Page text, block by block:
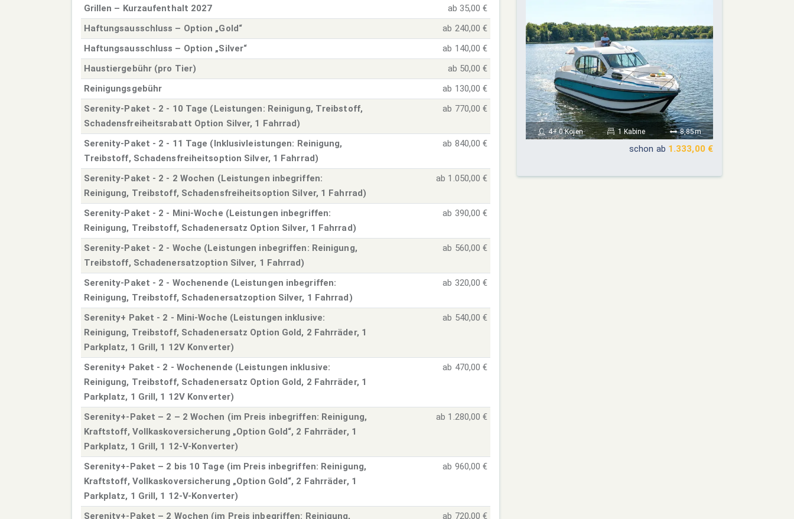
Grillen – Kurzaufenthalt 2027
ab 35,00 €
Haftungsausschluss – Option „Gold“
ab 240,00 €
Haftungsausschluss – Option „Silver“
ab 140,00 €
Haustiergebühr (pro Tier)
ab 50,00 €
Reinigungsgebühr
ab 130,00 €
Serenity-Paket - 2 - 10 Tage (Leistungen: Reinigung, Treibstoff,
Schadensfreiheitsrabatt Option Silver, 1 Fahrrad)
ab 770,00 €
Serenity-Paket - 2 - 11 Tage (Inklusivleistungen: Reinigung,
Treibstoff, Schadensfreiheitsoption Silver, 1 Fahrrad)
ab 840,00 €
Serenity-Paket - 2 - 2 Wochen (Leistungen inbegriffen:
Reinigung, Treibstoff, Schadensfreiheitsoption Silver, 1 Fahrrad)
ab 1.050,00 €
Serenity-Paket - 2 - Mini-Woche (Leistungen inbegriffen:
Reinigung, Treibstoff, Schadenersatz Option Silver, 1 Fahrrad)
ab 390,00 €
Serenity-Paket - 2 - Woche (Leistungen inbegriffen: Reinigung,
Treibstoff, Schadenersatzoption Silver, 1 Fahrrad)
ab 560,00 €
Serenity-Paket - 2 - Wochenende (Leistungen inbegriffen:
Reinigung, Treibstoff, Schadenersatzoption Silver, 1 Fahrrad)
ab 320,00 €
Serenity+ Paket - 2 - Mini-Woche (Leistungen inklusive:
Reinigung, Treibstoff, Schadenersatz Option Gold, 2 Fahrräder, 1
Parkplatz, 1 Grill, 1 12V Konverter)
ab 540,00 €
Serenity+ Paket - 2 - Wochenende (Leistungen inklusive:
Reinigung, Treibstoff, Schadenersatz Option Gold, 2 Fahrräder, 1
Parkplatz, 1 Grill, 1 12V Konverter)
ab 470,00 €
Serenity+-Paket – 2 – 2 Wochen (im Preis inbegriffen: Reinigung,
Kraftstoff, Vollkaskoversicherung „Option Gold“, 2 Fahrräder, 1
Parkplatz, 1 Grill, 1 12-V-Konverter)
ab 1.280,00 €
Serenity+-Paket – 2 bis 10 Tage (im Preis inbegriffen: Reinigung,
Kraftstoff, Vollkaskoversicherung „Option Gold“, 2 Fahrräder, 1
Parkplatz, 1 Grill, 1 12-V-Konverter)
ab 960,00 €
Serenity+-Paket – 2 Wochen (im Preis inbegriffen: Reinigung, ab 720,00 €
4+ 0 Kojen 1 Kabine 8,85m
schon ab 1.333,00 €